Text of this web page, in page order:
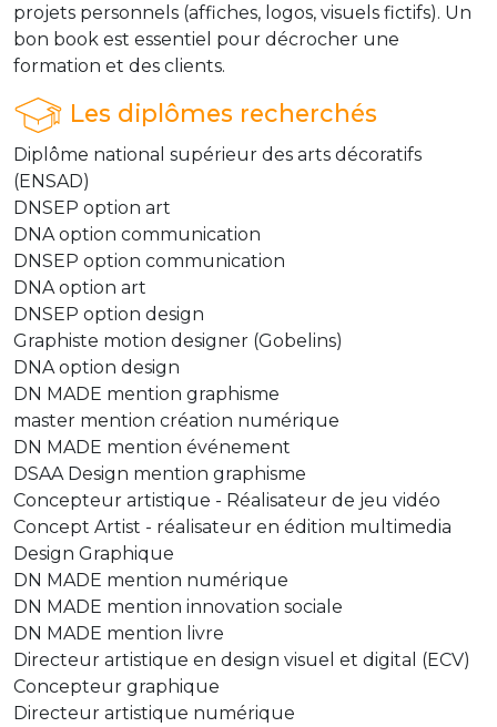
projets personnels (affiches, logos, visuels fictifs). Un
bon book est essentiel pour décrocher une
formation et des clients.
Les diplômes recherchés
Diplôme national supérieur des arts décoratifs
(ENSAD)
DNSEP option art
DNA option communication
DNSEP option communication
DNA option art
DNSEP option design
Graphiste motion designer (Gobelins)
DNA option design
DN MADE mention graphisme
master mention création numérique
DN MADE mention événement
DSAA Design mention graphisme
Concepteur artistique - Réalisateur de jeu vidéo
Concept Artist - réalisateur en édition multimedia
Design Graphique
DN MADE mention numérique
DN MADE mention innovation sociale
DN MADE mention livre
Directeur artistique en design visuel et digital (ECV)
Concepteur graphique
Directeur artistique numérique